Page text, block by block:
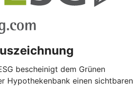
bescheinigt dem Grünen
Hypothekenbank einen sichtbaren